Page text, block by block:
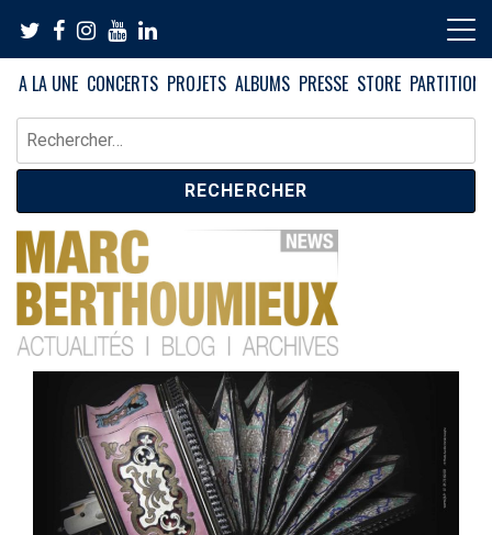
content
A LA UNE CONCERTS PROJETS ALBUMS PRESSE STORE PARTITIONS
Rechercher :
Blog Marc Berthoumieux
News – Blog – Archives